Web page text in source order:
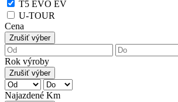
T5 EVO EV
U-TOUR
Cena
Zrušiť výber
Rok výroby
Zrušiť výber
Najazdené Km